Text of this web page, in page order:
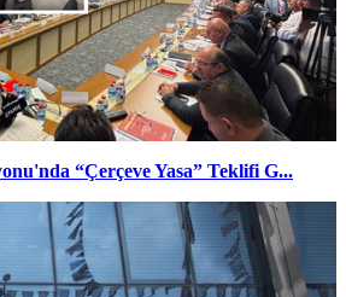
“Çerçeve Yasa” Teklifi G...